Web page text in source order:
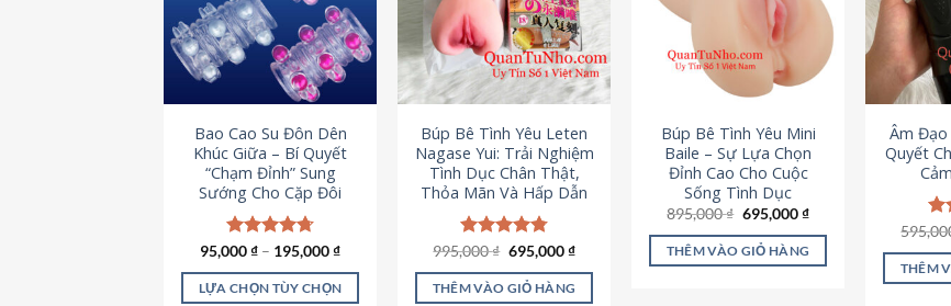
Bao Cao Su Đôn Dên
Khúc Giữa – Bí Quyết
“Chạm Đỉnh” Sung
Sướng Cho Cặp Đôi
Được xếp
5 sao
95,000₫ – 195,000₫
LỰA CHỌN TÙY CHỌN
Búp Bê Tình Yêu Leten
Nagase Yui: Trải Nghiệm
Tình Dục Chân Thật,
Thỏa Mãn Và Hấp Dẫn
Được xếp
5 sao
995,000₫ Giá
là:
995,000 ₫.
695,000₫Giá
tại
là:
THÊM VÀO GIỎ HÀNG
Búp Bê Tình Yêu Mini
Baile – Sự Lựa Chọn
Đỉnh Cao Cho Cuộc
Sống Tình Dục
895,000₫ Giá
là:
895,000 ₫.
695,000₫Giá
tại
là:
THÊM VÀO GIỎ HÀNG
Âm Đạo
Quyết
5
THÊM